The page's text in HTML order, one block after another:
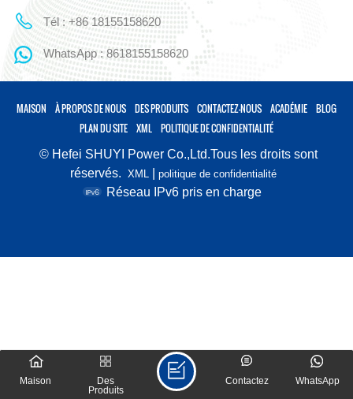
Tél : +86 18155158620
WhatsApp : 8618155158620
MAISON À PROPOS DE NOUS DES PRODUITS CONTACTEZ-NOUS ACADÉMIE
BLOG
PLAN DU SITE
XML
POLITIQUE DE CONFIDENTIALITÉ
© Hefei SHUYI Power Co.,Ltd.Tous les droits sont
réservés. XML politique de confidentialité
Réseau IPv6 pris en charge
Maison
Des
Produits
WhatsApp
Contactez